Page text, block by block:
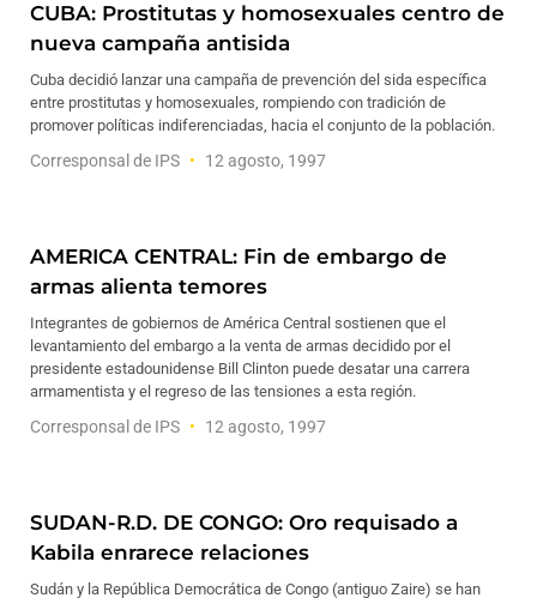
CUBA: Prostitutas y homosexuales centro de
nueva campaña antisida
Cuba decidió lanzar una campaña de prevención del sida específica
entre prostitutas y homosexuales, rompiendo con tradición de
promover políticas indiferenciadas, hacia el conjunto de la población.
Corresponsal de IPS 12 agosto, 1997
AMERICA CENTRAL: Fin de embargo de
armas alienta temores
Integrantes de gobiernos de América Central sostienen que el
levantamiento del embargo a la venta de armas decidido por el
presidente estadounidense Bill Clinton puede desatar una carrera
armamentista y el regreso de las tensiones a esta región.
Corresponsal de IPS 12 agosto, 1997
SUDAN-R.D. DE CONGO: Oro requisado a
Kabila enrarece relaciones
Sudán y la República Democrática de Congo (antiguo Zaire) se han